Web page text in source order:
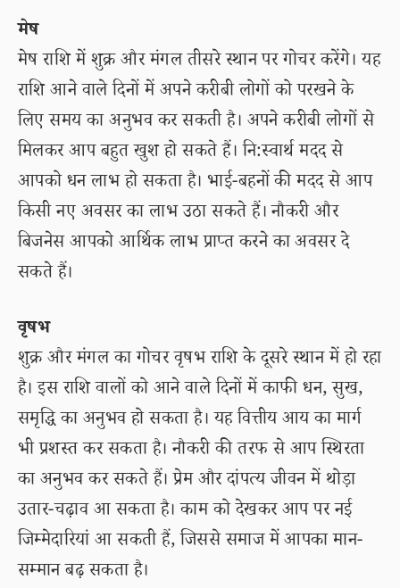
मेष
मेष राशि में शुक्र और मंगल तीसरे स्थान पर गोचर करेंगे। यह
राशि आने वाले दिनों में अपने करीबी लोगों को परखने के
लिए समय का अनुभव कर सकती है। अपने करीबी लोगों से
मिलकर आप बहुत खुश हो सकते हैं। नि:स्वार्थ मदद से
आपको धन लाभ हो सकता है। भाई-बहनों की मदद से आप
किसी नए अवसर का लाभ उठा सकते हैं। नौकरी और
बिजनेस आपको आर्थिक लाभ प्राप्त करने का अवसर दे
सकते हैं।
वृषभ
शुक्र और मंगल का गोचर वृषभ राशि के दूसरे स्थान में हो रहा
है। इस राशि वालों को आने वाले दिनों में काफी धन, सुख,
समृद्धि का अनुभव हो सकता है। यह वित्तीय आय का मार्ग
भी प्रशस्त कर सकता है। नौकरी की तरफ से आप स्थिरता
का अनुभव कर सकते हैं। प्रेम और दांपत्य जीवन में थोड़ा
उतार-चढ़ाव आ सकता है। काम को देखकर आप पर नई
जिम्मेदारियां आ सकती हैं, जिससे समाज में आपका मान-
सम्मान बढ़ सकता है।